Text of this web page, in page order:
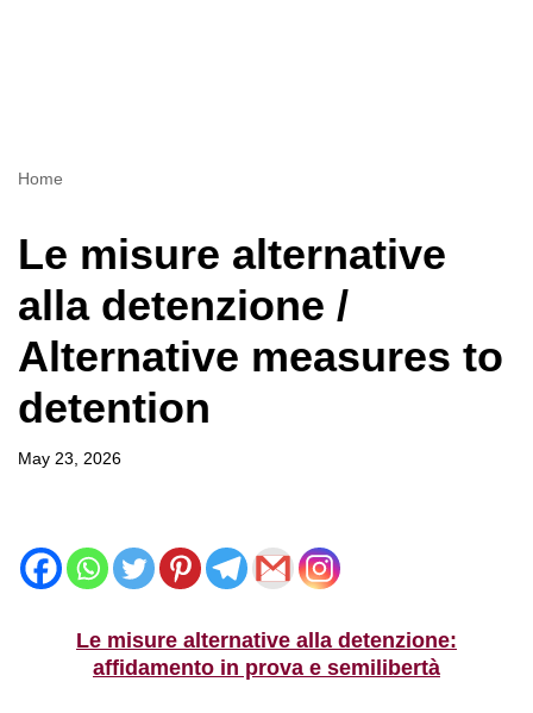
Home
Le misure alternative
alla detenzione /
Alternative measures to
detention
May 23, 2026
Le misure alternative alla detenzione:
affidamento in prova e semilibertà